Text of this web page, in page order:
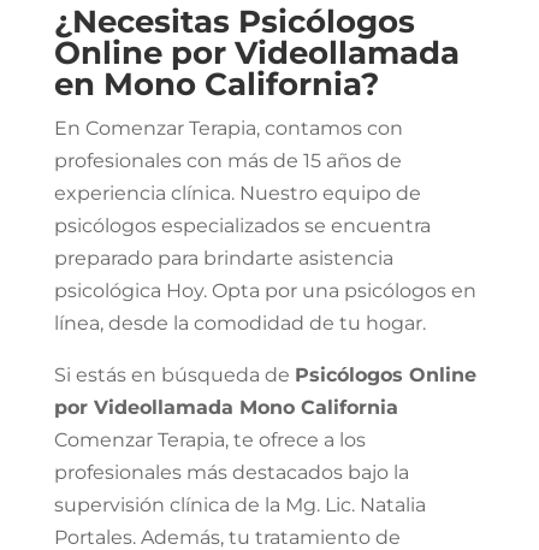
¿Necesitas Psicólogos
Online por Videollamada
en Mono California?
En Comenzar Terapia, contamos con
profesionales con más de 15 años de
experiencia clínica. Nuestro equipo de
psicólogos especializados se encuentra
preparado para brindarte asistencia
psicológica Hoy. Opta por una psicólogos en
línea, desde la comodidad de tu hogar.
Si estás en búsqueda de Psicólogos Online
por Videollamada Mono California
Comenzar Terapia, te ofrece a los
profesionales más destacados bajo la
supervisión clínica de la Mg. Lic. Natalia
Portales. Además, tu tratamiento de